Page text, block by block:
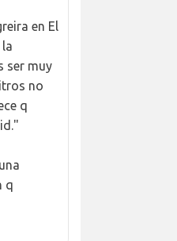
en El
ser muy
no
q
q